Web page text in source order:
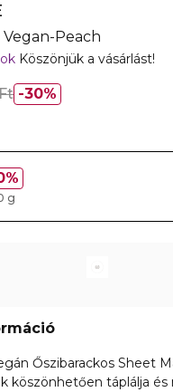
Peach
Köszönjük a vásárlást!
30%
g
Őszibarackos Sheet
köszönhetően táplálja